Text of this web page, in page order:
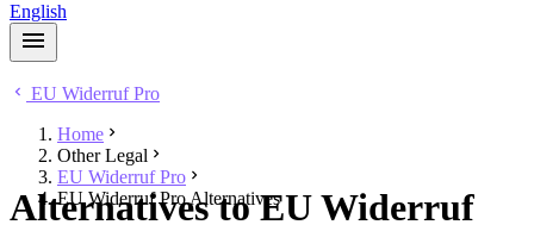
English
EU Widerruf Pro
Home
Other Legal
EU Widerruf Pro
EU Widerruf Pro Alternatives
Alternatives to EU Widerruf